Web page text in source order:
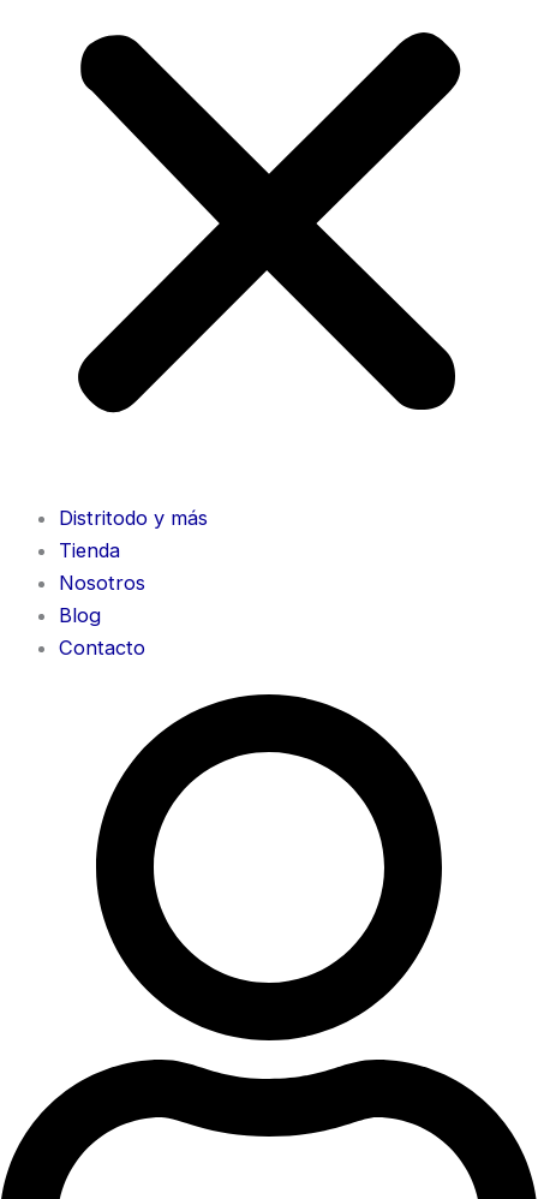
Distritodo y más
Tienda
Nosotros
Blog
Contacto